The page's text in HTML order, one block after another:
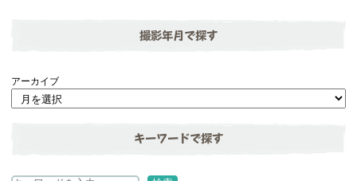
撮影年月で探す
アーカイブ
キーワードで探す